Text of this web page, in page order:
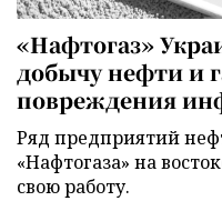
«Нафтогаз»
добычу нефти и
повреждения
Ряд предприятий
«Нафтогаза» на
свою работу.